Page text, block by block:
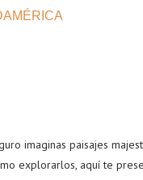
imaginas paisajes
explorarlos, aquí te